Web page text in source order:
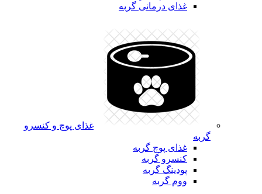
غذای درمانی گربه
غذای پوچ و کنسرو
گربه
غذای پوچ گربه
کنسرو گربه
پودینگ گربه
ووم گربه